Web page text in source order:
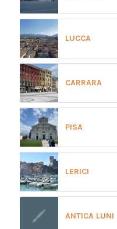
LUCCA
CARRARA
PISA
LERICI
ANTICA LUNI